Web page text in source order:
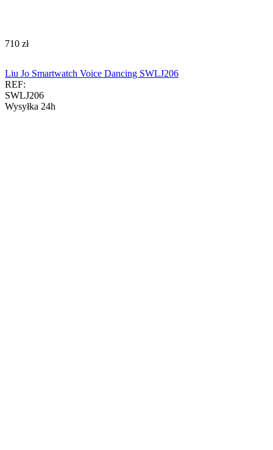
‍710‍ zł
Liu Jo Smartwatch Voice Dancing SWLJ206
REF:
SWLJ206
Wysyłka 24h